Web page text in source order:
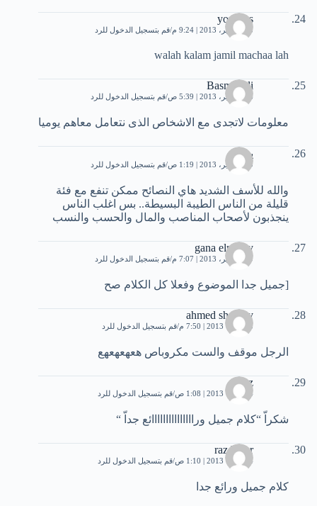
youness
23 سبتمبر، 2013 | 9:24 م قم بتسجيل الدخول للرد
walah kalam jamil machaa lah
Basma Ali
26 سبتمبر، 2013 | 5:39 ص قم بتسجيل الدخول للرد
معلومات لاتجدى مع الاشخاص الذى نتعامل معاهم يوميا
يي
29 سبتمبر، 2013 | 1:19 ص قم بتسجيل الدخول للرد
والله للأسف الشديد هاي النصائح ممكن تنفع مع فئة
قليلة من الناس الطيبة البسيطة.. بس اغلب الناس
ينجذبون لأصحاب المناصب والمال والحسب والنسب
gana elmasry
29 سبتمبر، 2013 | 7:07 م قم بتسجيل الدخول للرد
[جميل جدا الموضوع وفعلا كل الكلام صح
ahmed shawky
3 أكتوبر، 2013 | 7:50 م قم بتسجيل الدخول للرد
الرجل موقف والست مكروباص هعهعهعهع
raz
4 أكتوبر، 2013 | 1:08 ص قم بتسجيل الدخول للرد
شكراّ “كلام جميل ورااااااااااااااائع جداّ “
raz bwar
4 أكتوبر، 2013 | 1:10 ص قم بتسجيل الدخول للرد
كلام جميل ورائع جدا